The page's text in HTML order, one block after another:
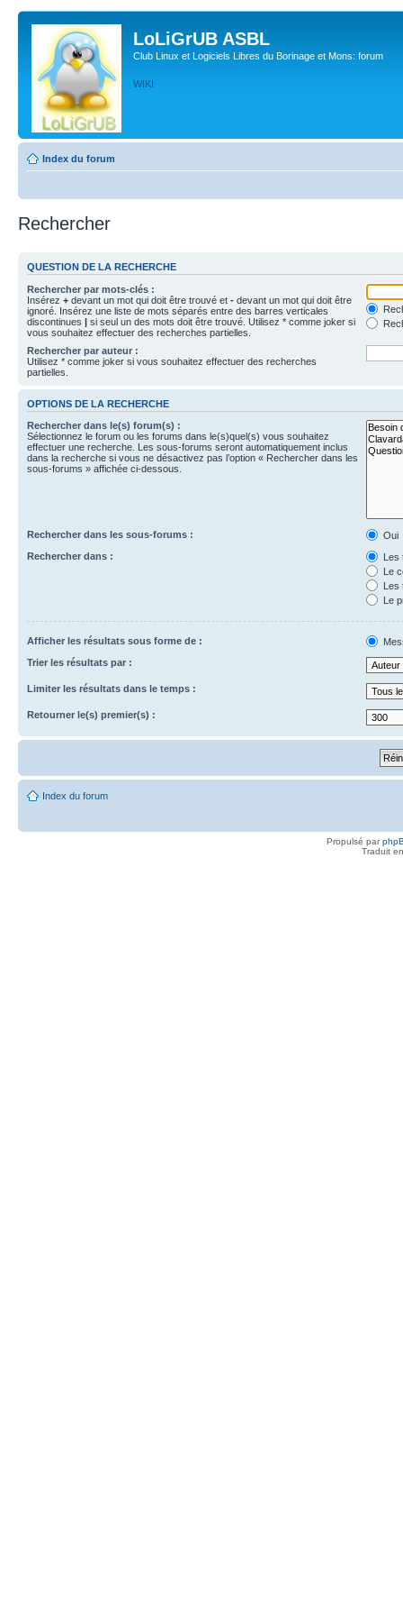
LoLiGrUB ASBL
Club Linux et Logiciels Libres du Borinage et Mons: forum
WIKI
Index du forum
Rechercher
QUESTION DE LA RECHERCHE
Rechercher par mots-clés :
Insérez + devant un mot qui doit être trouvé et - devant un mot qui doit être
ignoré. Insérez une liste de mots séparés entre des barres verticales
discontinues | si seul un des mots doit être trouvé. Utilisez * comme joker si
vous souhaitez effectuer des recherches partielles.
Rechercher par auteur :
Utilisez * comme joker si vous souhaitez effectuer des recherches
partielles.
OPTIONS DE LA RECHERCHE
Rechercher dans le(s) forum(s) :
Sélectionnez le forum ou les forums dans le(s)quel(s) vous souhaitez
effectuer une recherche. Les sous-forums seront automatiquement inclus
dans la recherche si vous ne désactivez pas l’option « Rechercher dans les
sous-forums » affichée ci-dessous.
Rechercher dans les sous-forums :
Oui
Rechercher dans :
Les
Le
Les
Le
Afficher les résultats sous forme de :
Trier les résultats par :
Limiter les résultats dans le temps :
Retourner le(s) premier(s) :
Index du forum
Propulsé par
Traduit